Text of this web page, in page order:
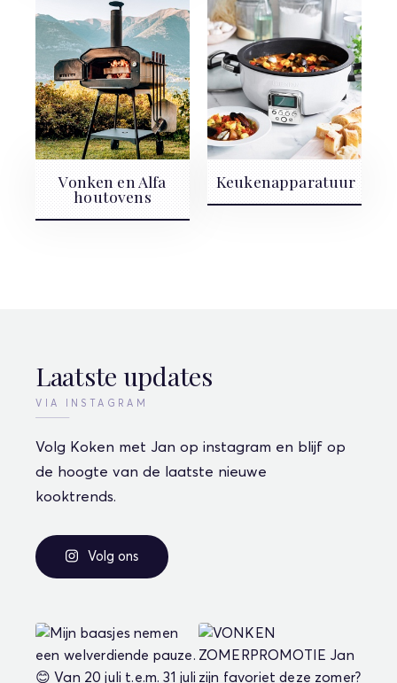
Vonken en Alfa
houtovens
Keukenapparatuur
Laatste updates
VIA INSTAGRAM
Volg Koken met Jan op instagram en blijf op
de hoogte van de laatste nieuwe
kooktrends.
Volg ons